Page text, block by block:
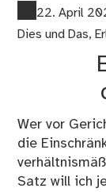
22. April
Dies und Das,
Wer vor
die
Satz will ich